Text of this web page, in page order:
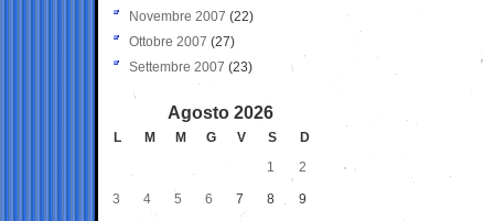
Novembre 2007 (22)
Ottobre 2007 (27)
Settembre 2007 (23)
Agosto 2026
L M M G V S
D
1
2
3 4 5 6 7 8 9